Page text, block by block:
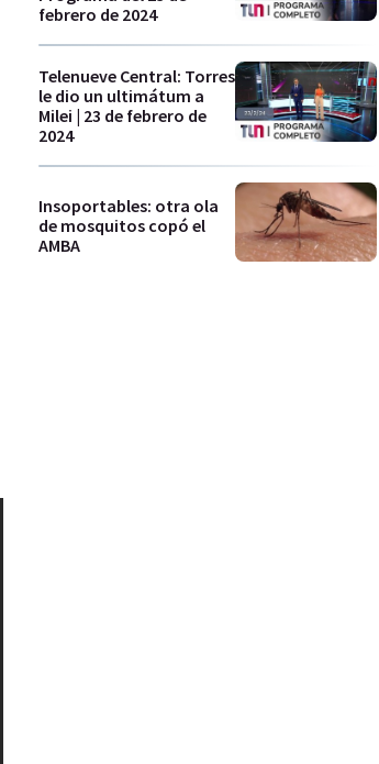
febrero de 2024
Telenueve Central: Torres
le dio un ultimátum a
Milei | 23 de febrero de
2024
Insoportables: otra ola
de mosquitos copó el
AMBA